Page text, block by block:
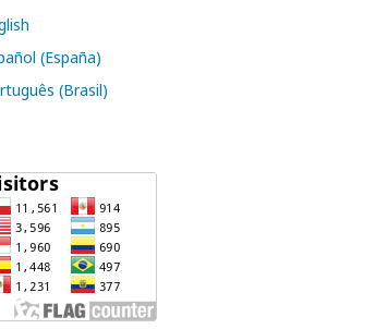
(España)
(Brasil)